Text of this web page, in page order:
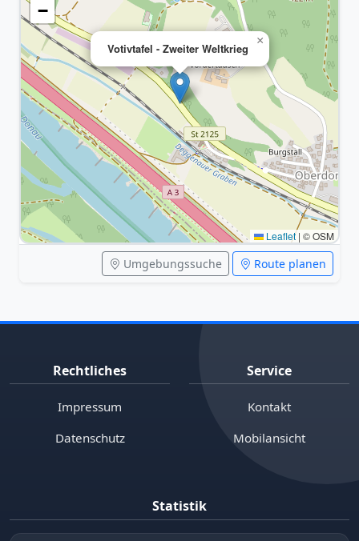
Votivtafel - Zweiter Weltkrieg
×
−
Leaflet | © OSM
Umgebungssuche Route planen
Rechtliches
Impressum
Datenschutz
Service
Kontakt
Mobilansicht
Statistik